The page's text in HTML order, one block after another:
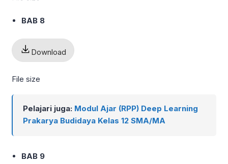
BAB 8
Download
File size
Pelajari juga: Modul Ajar (RPP) Deep Learning
Prakarya Budidaya Kelas 12 SMA/MA
BAB 9